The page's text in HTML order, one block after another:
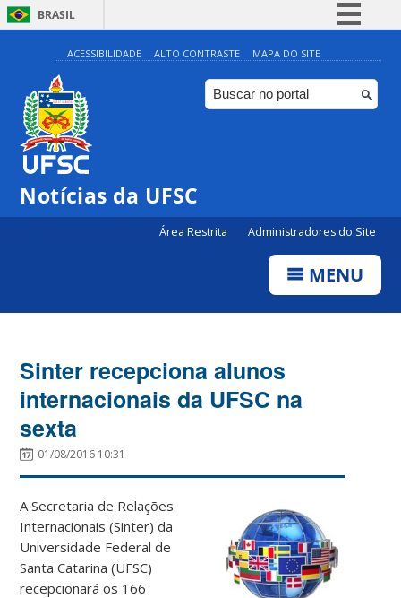
BRASIL
Simplifique!
Comunica BR
Participe
ACESSIBILIDADE ALTO CONTRASTE MAPA DO SITE
Notícias da UFSC
Área Restrita Administradores do Site
MENU
Sinter recepciona alunos
internacionais da UFSC na
sexta
01/08/2016 10:31
A Secretaria de Relações
Internacionais (Sinter) da
Universidade Federal de
Santa Catarina (UFSC)
recepcionará os 166